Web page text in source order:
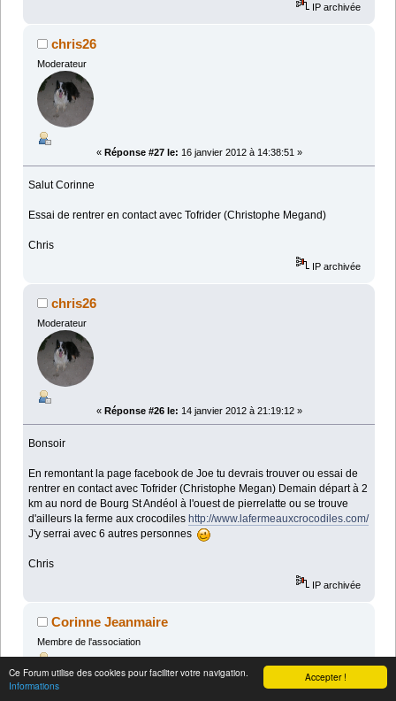
Accepter !
Ce Forum utilise des cookies pour faciliter votre navigation.
Informations
IP archivée
chris26
Moderateur
« Réponse #27 le: 16 janvier 2012 à 14:38:51 »
Salut Corinne
Essai de rentrer en contact avec Tofrider (Christophe Megand)
Chris
IP archivée
chris26
Moderateur
« Réponse #26 le: 14 janvier 2012 à 21:19:12 »
Bonsoir
En remontant la page facebook de Joe tu devrais trouver ou essai de
rentrer en contact avec Tofrider (Christophe Megan) Demain départ à 2
km au nord de Bourg St Andéol à l'ouest de pierrelatte ou se trouve
d'ailleurs la ferme aux crocodileshttp://www.lafermeauxcrocodiles.com/
J'y serrai avec 6 autres personnes
Chris
IP archivée
Corinne Jeanmaire
Membre de l'association
«Réponse #25 le:14 janvier 2012 à 11:25:58 »